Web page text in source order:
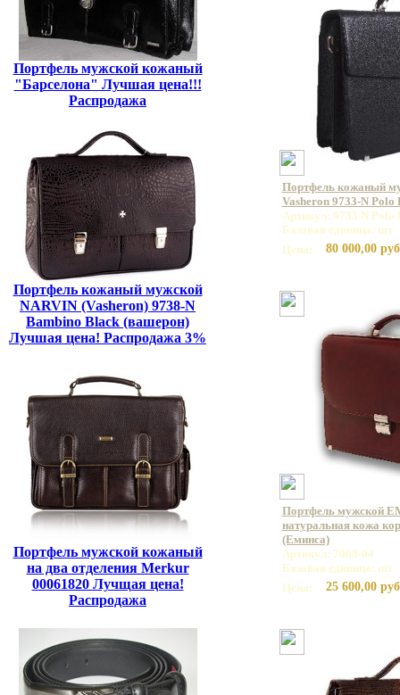
Портфель мужской кожаный
"Барселона" Лучшая цена!!!
Распродажа
Портфель кожаный мужской
NARVIN (Vasheron) 9738-N
Bambino Black (вашерон)
Лучшая цена! Распродажа 3%
Портфель мужской кожаный
на два отделения Merkur
00061820 Лучщая цена!
Распродажа
Портфель кожаный
Vasheron 9733-N
Артикул: 9733 N Polo
Базовая единица: шт
Цена:
80 000,00
Портфель мужской
натуральная кожа
(Еминса)
Артикул: 7068-04
Базовая единица: шт
Цена:
25 600,00